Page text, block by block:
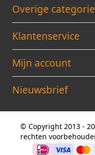
Overige
Klantenservice
Mijn account
Nieuwsbrief
© Copyright 2013 -
rechten